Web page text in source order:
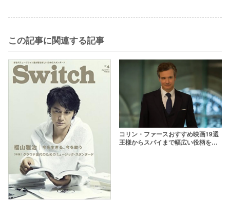
この記事に関連する記事
コリン・ファースおすすめ映画19選
王様からスパイまで幅広い役柄をこ